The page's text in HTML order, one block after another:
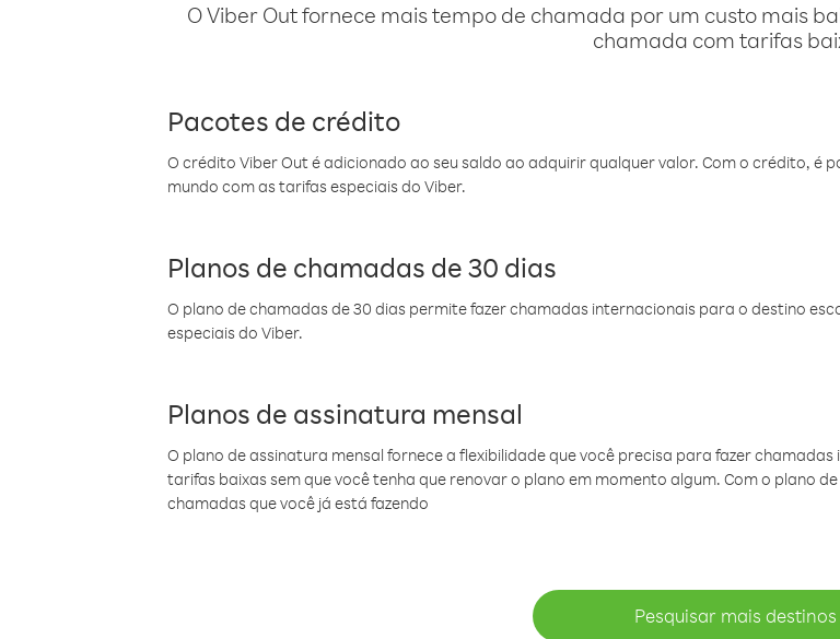
O Viber Out fornece mais tempo de chamada por um custo mais
chamada com tarifas
Pacotes de crédito
O crédito Viber Out é adicionado ao seu saldo ao adquirir qualquer valor. Com o crédito, é
mundo com as tarifas especiais do Viber.
Planos de chamadas de 30 dias
O plano de chamadas de 30 dias permite fazer chamadas internacionais para o destino
especiais do Viber.
Planos de assinatura mensal
O plano de assinatura mensal fornece a flexibilidade que você precisa para fazer
tarifas baixas sem que você tenha que renovar o plano em momento algum. Com o plano
chamadas que você já está fazendo
Pesquisar mais destinos